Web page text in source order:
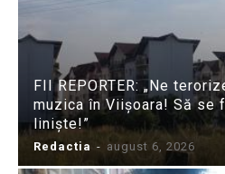
FII REPORTER: „Ne
muzica în Viișoara! Să se
liniște!”
Redactia - august 6, 2026